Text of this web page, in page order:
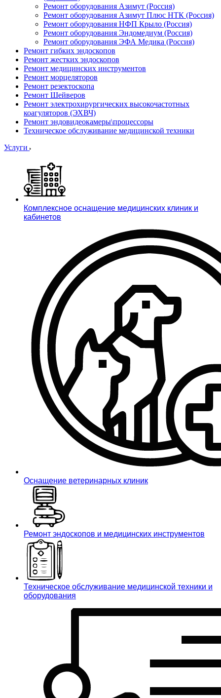
Ремонт оборудования Азимут (Россия)
Ремонт оборудования Азимут Плюс НТК (Россия)
Ремонт оборудования НФП Крыло (Россия)
Ремонт оборудования Эндомедиум (Россия)
Ремонт оборудования ЭФА Медика (Россия)
Ремонт гибких эндоскопов
Ремонт жестких эндоскопов
Ремонт медицинских инструментов
Ремонт морцеляторов
Ремонт резектоскопа
Ремонт Шейверов
Ремонт электрохирургических высокочастотных
коагуляторов (ЭХВЧ)
Ремонт эндовидеокамеры\процессоры
Техническое обслуживание медицинской техники
Услуги
Комплексное оснащение медицинских клиник и
кабинетов
Оснащение ветеринарных клиник
Ремонт эндоскопов и медицинских инструментов
Техническое обслуживание медицинской техники и
оборудования